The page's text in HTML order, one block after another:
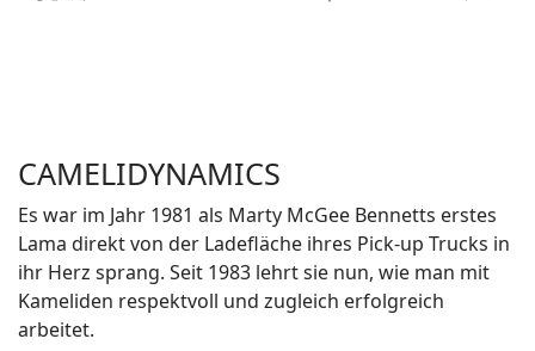
CAMELIDYNAMICS
Es war im Jahr 1981 als Marty McGee Bennetts erstes
Lama direkt von der Ladefläche ihres Pick-up Trucks in
ihr Herz sprang. Seit 1983 lehrt sie nun, wie man mit
Kameliden respektvoll und zugleich erfolgreich
arbeitet.